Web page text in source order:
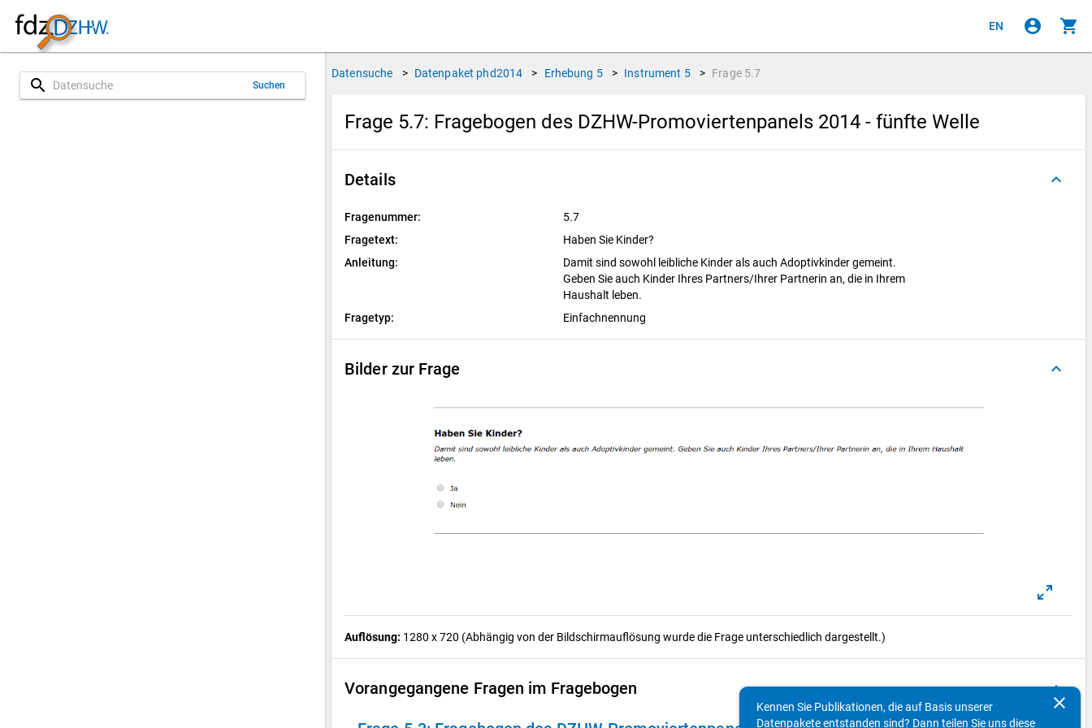
EN account_circle shopping_cart
search Suchen
Datensuche > Datenpaket phd2014 > Erhebung 5 > Instrument 5 > Frage 5.7
Frage 5.7: Fragebogen des DZHW-Promoviertenpanels 2014 - fünfte Welle
Details keyboard_arrow_up
Fragenummer:
5.7
Fragetext:
Haben Sie Kinder?
Anleitung:
Damit sind sowohl leibliche Kinder als auch Adoptivkinder gemeint.
Geben Sie auch Kinder Ihres Partners/Ihrer Partnerin an, die in Ihrem
Haushalt leben.
Fragetyp:
Einfachnennung
Bilder zur Frage keyboard_arrow_up
Auflösung: 1280 x 720 (Abhängig von der Bildschirmauflösung wurde die Frage unterschiedlich dargestellt.)
Vorangegangene Fragen im Fragebogen keyboard_arrow_up
clear
Kennen Sie Publikationen, die auf Basis unserer
Datenpakete entstanden sind? Dann teilen Sie uns diese